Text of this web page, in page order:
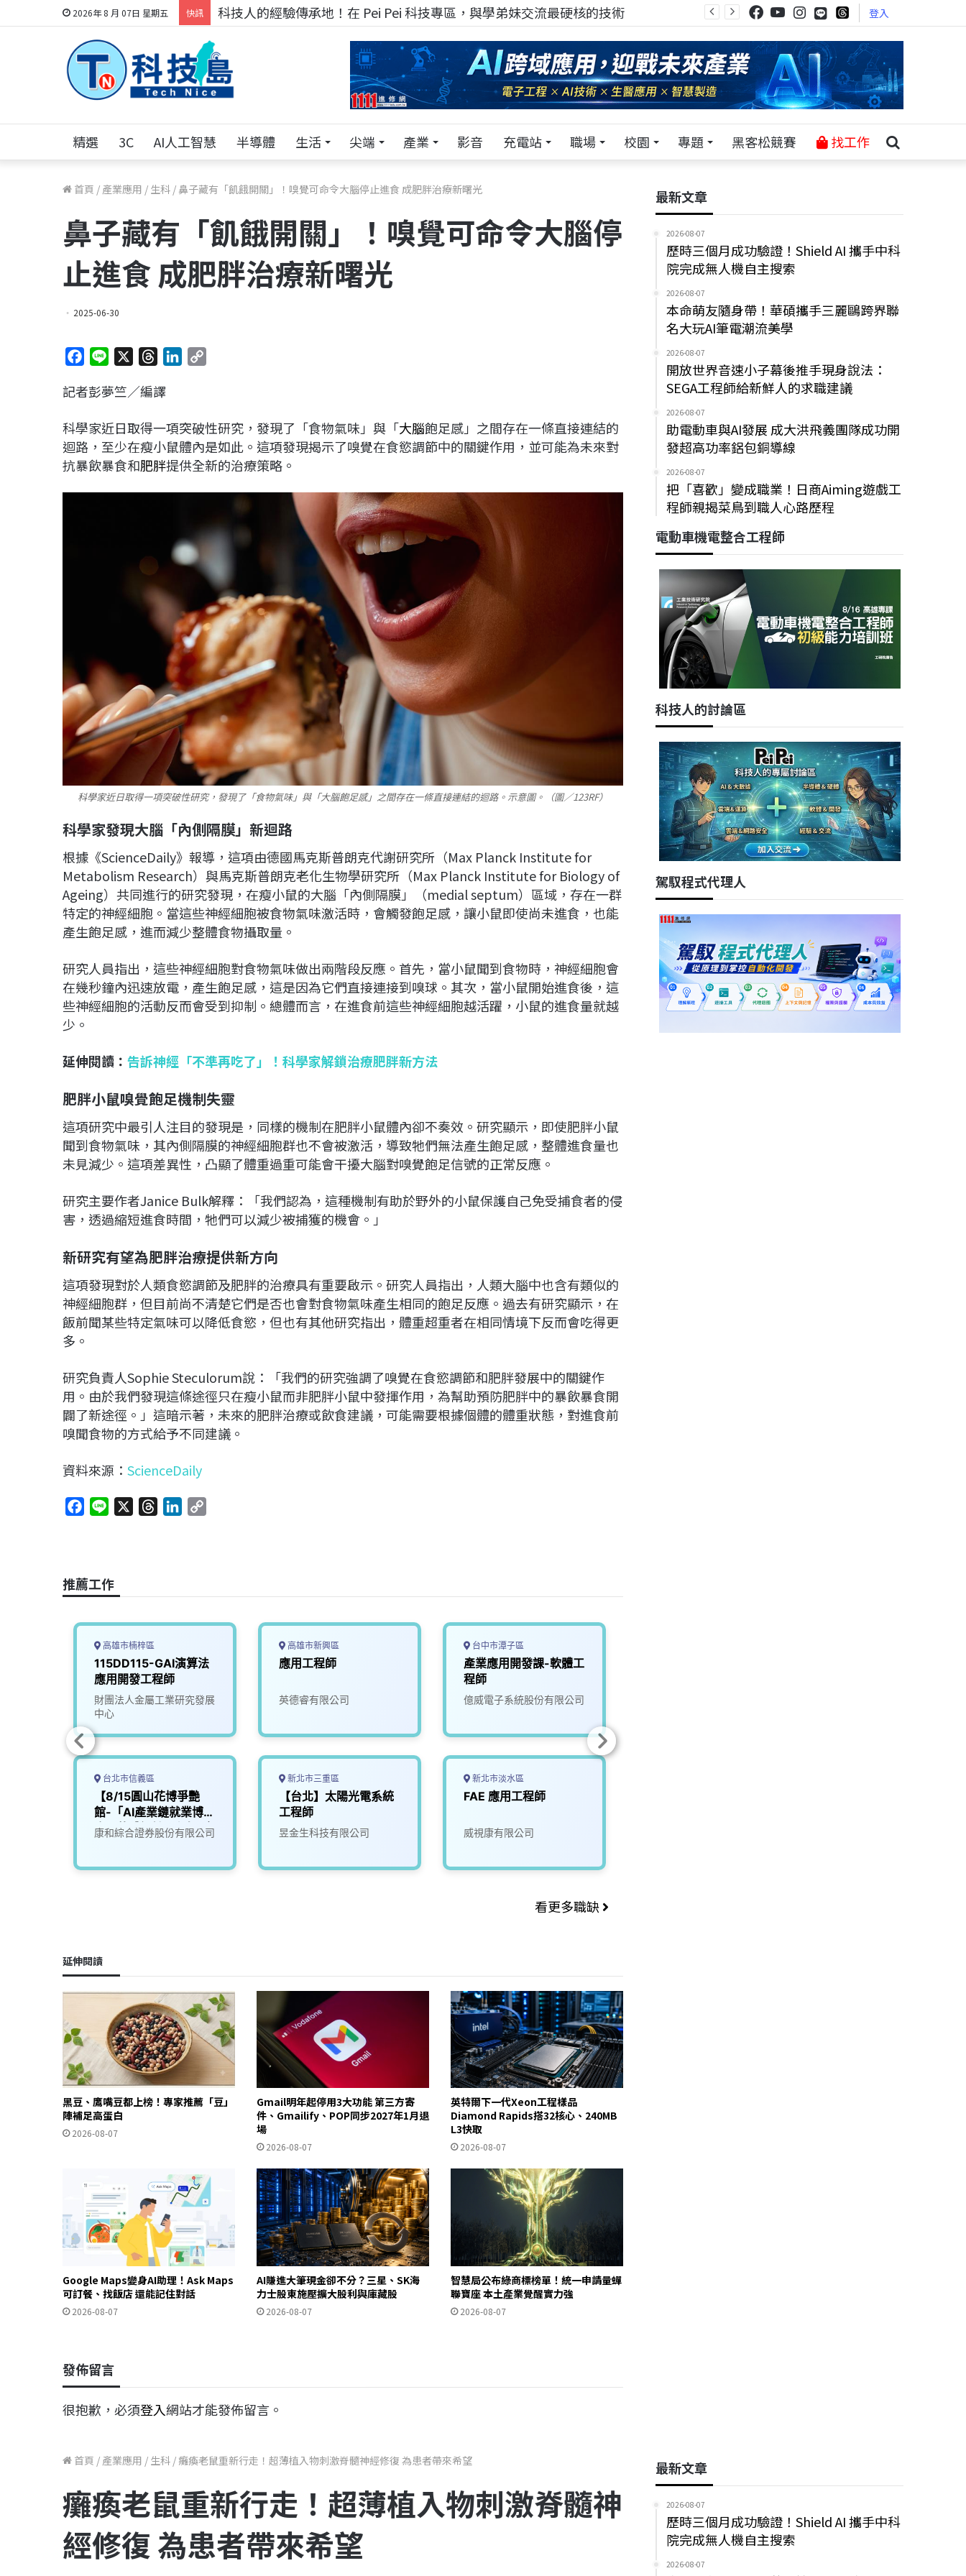
2026年 8 月 07日 星期五 快訊 科技人的經驗傳承地！在 Pei Pei 科技專區，與學弟妹交流最硬核的技術 登入
精選 3C AI人工智慧 半導體 生活 尖端 產業 影音 充電站 職場 校園 專題 黑客松競賽 找工作
首頁 / 產業應用 / 生科 / 鼻子藏有「飢餓開關」！嗅覺可命令大腦停止進食 成肥胖治療新曙光
鼻子藏有「飢餓開關」！嗅覺可命令大腦停
止進食 成肥胖治療新曙光
2025-06-30
c
b
o
o
n
r
a
d
s
e
d
I
L
i
n
記者彭夢竺／編譯
科學家近日取得一項突破性研究，發現了「食物氣味」與「大腦飽足感」之間存在一條直接連結的
迴路，至少在瘦小鼠體內是如此。這項發現揭示了嗅覺在食慾調節中的關鍵作用，並可能為未來對
抗暴飲暴食和肥胖提供全新的治療策略。
科學家近日取得一項突破性研究，發現了「食物氣味」與「大腦飽足感」之間存在一條直接連結的迴路。示意圖。（圖／123RF）
科學家發現大腦「內側隔膜」新迴路
根據《ScienceDaily》報導，這項由德國馬克斯普朗克代謝研究所（Max Planck Institute for
Metabolism Research）與馬克斯普朗克老化生物學研究所（Max Planck Institute for Biology of
Ageing）共同進行的研究發現，在瘦小鼠的大腦「內側隔膜」（medial septum）區域，存在一群
特定的神經細胞。當這些神經細胞被食物氣味激活時，會觸發飽足感，讓小鼠即使尚未進食，也能
產生飽足感，進而減少整體食物攝取量。
研究人員指出，這些神經細胞對食物氣味做出兩階段反應。首先，當小鼠聞到食物時，神經細胞會
在幾秒鐘內迅速放電，產生飽足感，這是因為它們直接連接到嗅球。其次，當小鼠開始進食後，這
些神經細胞的活動反而會受到抑制。總體而言，在進食前這些神經細胞越活躍，小鼠的進食量就越
少。
延伸閱讀： 告訴神經「不準再吃了」！科學家解鎖治療肥胖新方法
肥胖小鼠嗅覺飽足機制失靈
這項研究中最引人注目的發現是，同樣的機制在肥胖小鼠體內卻不奏效。研究顯示，即使肥胖小鼠
聞到食物氣味，其內側隔膜的神經細胞群也不會被激活，導致牠們無法產生飽足感，整體進食量也
未見減少。這項差異性，凸顯了體重過重可能會干擾大腦對嗅覺飽足信號的正常反應。
研究主要作者Janice Bulk解釋：「我們認為，這種機制有助於野外的小鼠保護自己免受捕食者的侵
害，透過縮短進食時間，牠們可以減少被捕獲的機會。」
新研究有望為肥胖治療提供新方向
這項發現對於人類食慾調節及肥胖的治療具有重要啟示。研究人員指出，人類大腦中也含有類似的
神經細胞群，但目前尚不清楚它們是否也會對食物氣味產生相同的飽足反應。過去有研究顯示，在
飯前聞某些特定氣味可以降低食慾，但也有其他研究指出，體重超重者在相同情境下反而會吃得更
多。
研究負責人Sophie Steculorum說：「我們的研究強調了嗅覺在食慾調節和肥胖發展中的關鍵作
用。由於我們發現這條途徑只在瘦小鼠而非肥胖小鼠中發揮作用，為幫助預防肥胖中的暴飲暴食開
闢了新途徑。」這暗示著，未來的肥胖治療或飲食建議，可能需要根據個體的體重狀態，對進食前
嗅聞食物的方式給予不同建議。
資料來源： ScienceDaily
b
o
o
d
s
d
I
i
n
推薦工作
高雄市楠梓區
115DD115-GAI演算法
應用開發工程師
財團法人金屬工業研究發展
中心
台北市信義區
【8/15圓山花博爭艷
館-「AI產業鏈就業博覽
會」軟體設計工程師(應
康和綜合證券股份有限公司
高雄市新興區
應用工程師
英德睿有限公司
新北市三重區
【台北】太陽光電系統
工程師
昱金生科技有限公司
台中市潭子區
產業應用開發課-軟體工
程師
億威電子系統股份有限公司
新北市淡水區
FAE 應用工程師
威視康有限公司
看更多職缺
延伸閱讀
黑豆、鷹嘴豆都上榜！專家推薦「豆」
陣補足高蛋白
2026-08-07
Gmail明年起停用3大功能 第三方寄
件、Gmailify、POP同步2027年1月退
場
2026-08-07
英特爾下一代Xeon工程樣品
Diamond Rapids搭32核心、240MB
L3快取
2026-08-07
Google Maps變身AI助理！Ask Maps
可訂餐、找飯店 還能記住對話
2026-08-07
AI賺進大筆現金卻不分？三星、SK海
力士股東施壓擴大股利與庫藏股
2026-08-07
智慧局公布綠商標榜單！統一申請量蟬
聯寶座 本土產業覺醒實力強
2026-08-07
發佈留言
很抱歉，必須登入網站才能發佈留言。
最新文章
2026-08-07
歷時三個月成功驗證！Shield AI 攜手中科
院完成無人機自主搜索
2026-08-07
本命萌友隨身帶！華碩攜手三麗鷗跨界聯
名大玩AI筆電潮流美學
2026-08-07
開放世界音速小子幕後推手現身說法：
SEGA工程師給新鮮人的求職建議
2026-08-07
助電動車與AI發展 成大洪飛義團隊成功開
發超高功率鋁包銅導線
2026-08-07
把「喜歡」變成職業！日商Aiming遊戲工
程師親揭菜鳥到職人心路歷程
電動車機電整合工程師
科技人的討論區
駕馭程式代理人